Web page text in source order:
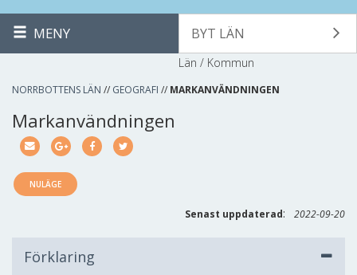
MENY BYT LÄN
Län / Kommun
NORRBOTTENS LÄN // GEOGRAFI // MARKANVÄNDNINGEN
Markanvändningen
NULÄGE
Senast uppdaterad: 2022-09-20
Förklaring